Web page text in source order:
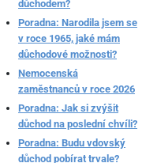
důchodem?
Poradna: Narodila jsem se
v roce 1965, jaké mám
důchodové možnosti?
Nemocenská
zaměstnanců v roce 2026
Poradna: Jak si zvýšit
důchod na poslední chvíli?
Poradna: Budu vdovský
důchod pobírat trvale?